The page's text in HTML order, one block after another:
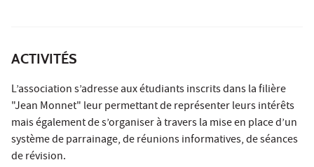
ACTIVITÉS
L’association s’adresse aux étudiants inscrits dans la filière
"Jean Monnet" leur permettant de représenter leurs intérêts
mais également de s’organiser à travers la mise en place d’un
système de parrainage, de réunions informatives, de séances
de révision.